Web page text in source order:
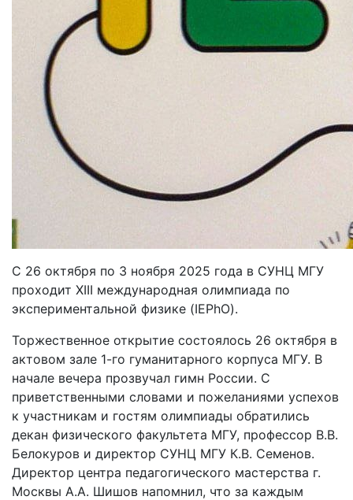
C 26 октября по 3 ноября 2025 года в СУНЦ МГУ
проходит XIII международная олимпиада по
экспериментальной физике (IEPhO).
Торжественное открытие состоялось 26 октября в
актовом зале 1-го гуманитарного корпуса МГУ. В
начале вечера прозвучал гимн России. С
приветственными словами и пожеланиями успехов
к участникам и гостям олимпиады обратились
декан физического факультета МГУ, профессор В.В.
Белокуров и директор СУНЦ МГУ К.В. Семенов.
Директор центра педагогического мастерства г.
Москвы А.А. Шишов напомнил, что за каждым